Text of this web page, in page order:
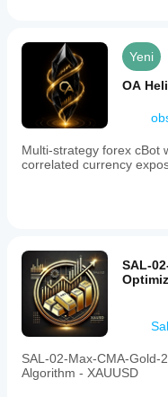
Yeni
OA
Multi-strategy forex cBot
correlated currency
SAL-
SAL-02-Max-CMA-Gold-
Algorithm - XAUUSD